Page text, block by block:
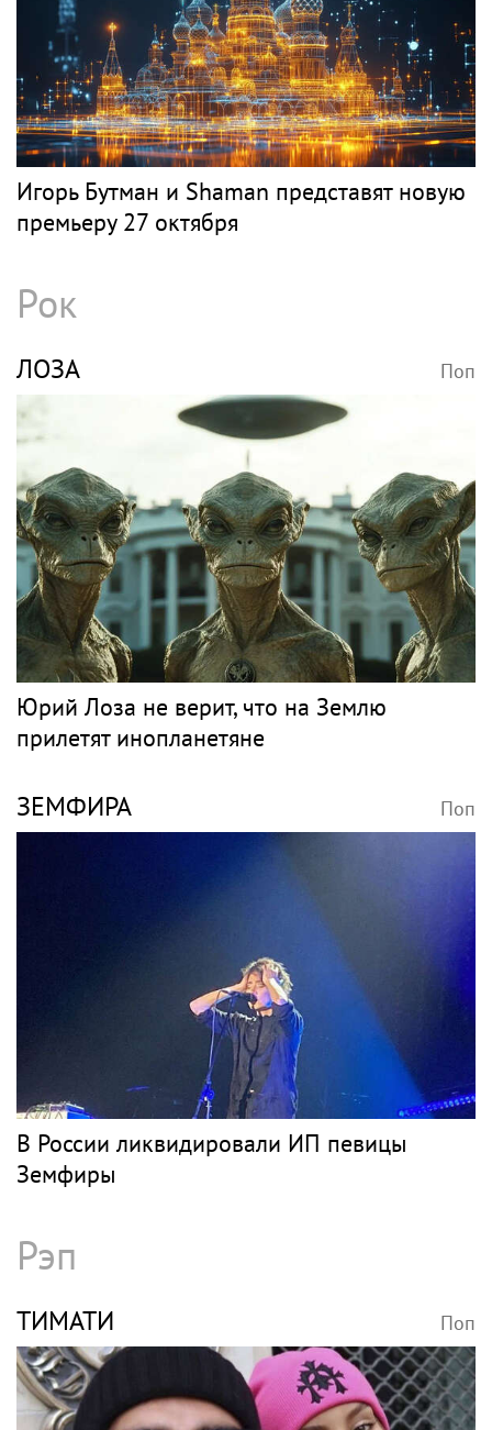
Поп
Весь поп
ЛЕПС Поп
Григорий Лепс отменил концерты в Крыму
SHAMAN Поп
Игорь Бутман и Shaman представят новую
Юрий Лоза не верит, что на Землю
прилетят инопланетяне